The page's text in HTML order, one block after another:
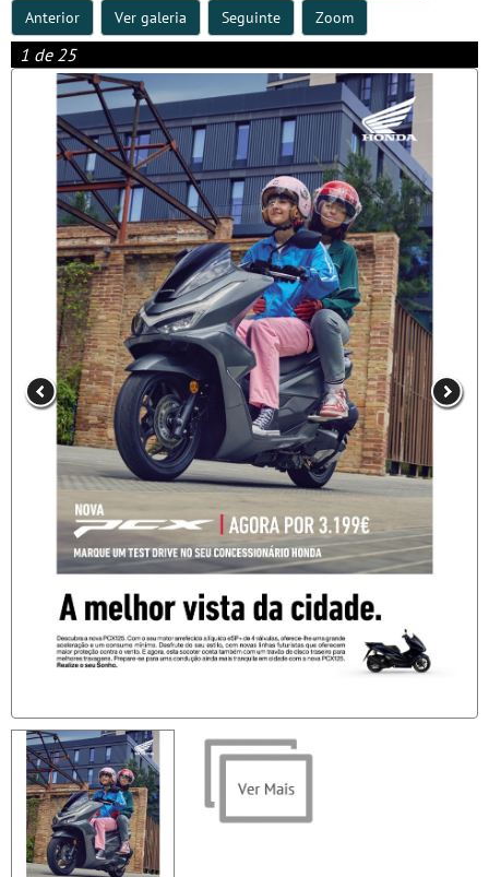
Anterior
Ver galeria Seguinte Zoom
1 de 25